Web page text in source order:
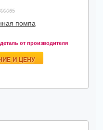
помпа
от производителя
И ЦЕНУ